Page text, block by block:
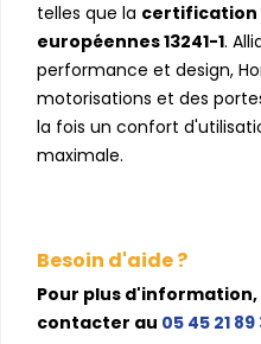
telles que la certification
européennes 13241-1.
performance et design,
motorisations et des
la fois un confort
maximale.
Besoin d'aide ?
Pour plus
contacter au 05 45 21 89